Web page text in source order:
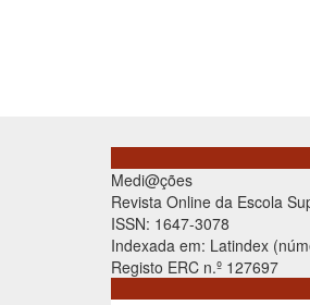
Medi@ções
Revista Online da Escola
ISSN: 1647-3078
Indexada em: Latindex
Registo ERC n.º 127697